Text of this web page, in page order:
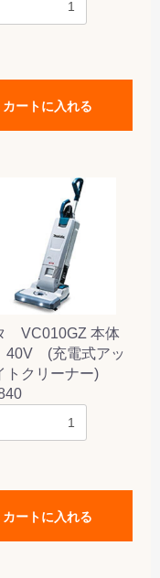
カートに入れる
VC010GZ 本体
(充電式アッ
トクリーナー)
カートに入れる